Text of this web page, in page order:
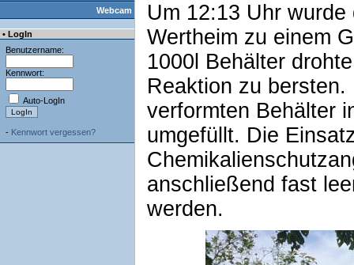
Webcam
• LogIn
Benutzername:
Kennwort:
Auto-LogIn
- Kennwort vergessen?
Um 12:13 Uhr
Wertheim zu einem
1000l Behälter
Reaktion zu
verformten Behälter
umgefüllt. Die
anschließend fast
werden.